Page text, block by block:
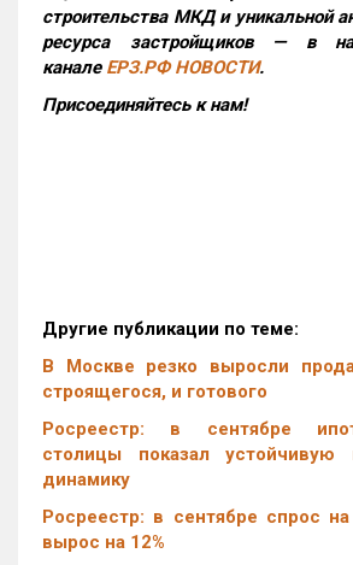
строительства МКД и уникальной
ресурса застройщиков — в
канале ЕРЗ.РФ НОВОСТИ.
Присоединяйтесь к нам!
Другие публикации по теме:
В Москве резко выросли
строящегося, и готового
Росреестр: в сентябре
столицы показал устойчивую
динамику
Росреестр: в сентябре спрос
вырос на 12%